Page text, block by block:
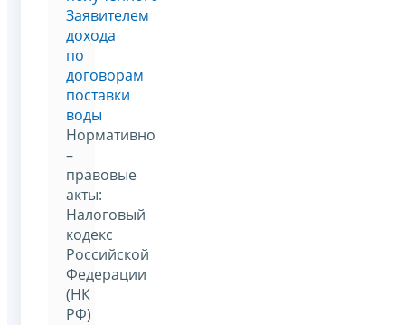
Заявителем
дохода
по
договорам
поставки
воды
Нормативно
–
правовые
акты:
Налоговый
кодекс
Российской
Федерации
(НК
РФ)